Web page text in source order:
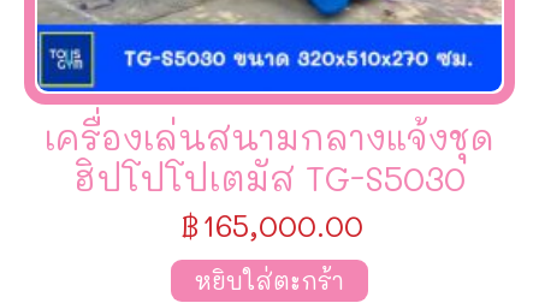
เครื่องเล่นสนามกลางแจ้งชุด
ฮิปโปโปเตมัส TG-S5030
฿165,000.00
หยิบใส่ตะกร้า